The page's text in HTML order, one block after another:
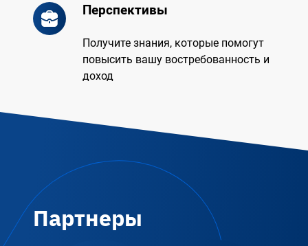
Перспективы
Получите знания, которые помогут
повысить вашу востребованность и
доход
Партнеры